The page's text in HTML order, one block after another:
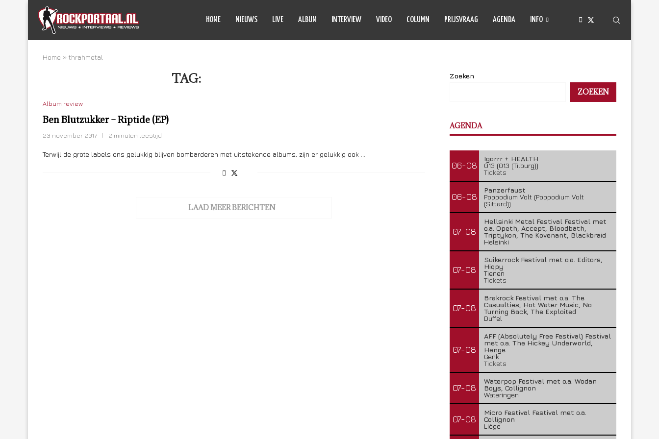
HOME NIEUWS LIVE ALBUM INTERVIEW VIDEO COLUMN PRIJSVRAAG AGENDA INFO
Home » thrahmetal
TAG:
Album review
Ben Blutzukker – Riptide (EP)
23 november 2017 2 minuten leestijd
Terwijl de grote labels ons gelukkig blijven bombarderen met uitstekende albums, zijn er gelukkig ook …
LAAD MEER BERICHTEN
Zoeken
ZOEKEN
AGENDA
06-08
Igorrr + HEALTH
013 (013 (Tilburg))
Tickets
06-08
Panzerfaust
Poppodium Volt (Poppodium Volt
(Sittard))
07-08
Hellsinki Metal Festival Festival met
o.a. Opeth, Accept, Bloodbath,
Triptykon, The Kovenant, Blackbraid
Helsinki
07-08
Suikerrock Festival met o.a. Editors,
Hiqpy
Tienen
Tickets
07-08
Brakrock Festival met o.a. The
Casualties, Hot Water Music, No
Turning Back, The Exploited
Duffel
07-08
AFF (Absolutely Free Festival) Festival
met o.a. The Hickey Underworld,
Henge
Genk
Tickets
07-08
Waterpop Festival met o.a. Wodan
Boys, Collignon
Wateringen
07-08
Micro Festival Festival met o.a.
Collignon
Liège